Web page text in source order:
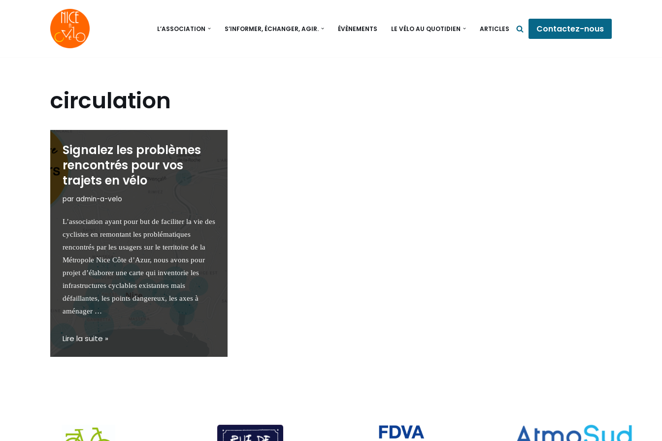
L’ASSOCIATION S’INFORMER, ÉCHANGER, AGIR. ÉVÈNEMENTS LE VÉLO AU QUOTIDIEN ARTICLES Contactez-nous
circulation
Signalez les problèmes
rencontrés pour vos
trajets en vélo
par admin-a-velo
L’association ayant pour but de faciliter la vie des
cyclistes en remontant les problématiques
rencontrés par les usagers sur le territoire de la
Métropole Nice Côte d’Azur, nous avons pour
projet d’élaborer une carte qui inventorie les
infrastructures cyclables existantes mais
défaillantes, les points dangereux, les axes à
aménager …
Lire la suite »